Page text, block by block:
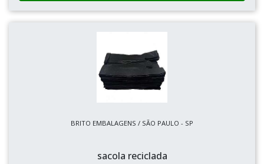
BRITO EMBALAGENS / SÃO PAULO - SP
sacola reciclada